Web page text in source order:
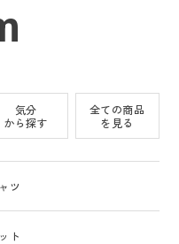
気分
から探す
全ての商品
を見る
ツ
ト